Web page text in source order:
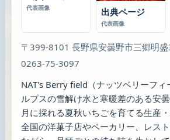
代表画像 出典ページ
代表画像
〒399-8101 長野県安曇野市三郷明
0263-75-3097
NAT's Berry field（ナッツベリーフィ
ルプスの雪解け水と寒暖差のある安
月に採れる夏秋いちごを育てる生産・
全国の洋菓子店やベーカリー、レス